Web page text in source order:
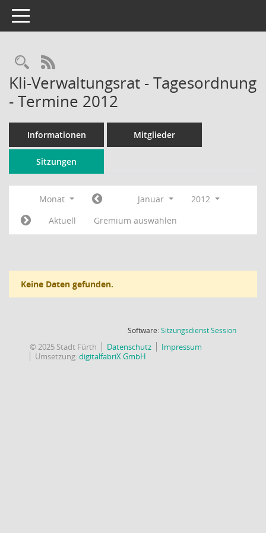
Toggle navigation
Rechercheauswahl
RSS-Feed
Kli-Verwaltungsrat - Tagesordnung
- Termine 2012
Informationen Mitglieder
Sitzungen
Monat Januar
2012
Aktuell
Gremium auswählen
Keine Daten gefunden.
Software:SitzungsdienstSession(Wird in
© 2025 Stadt Fürth Datenschutz
Impressum
Umsetzung:digitalfabriX GmbH